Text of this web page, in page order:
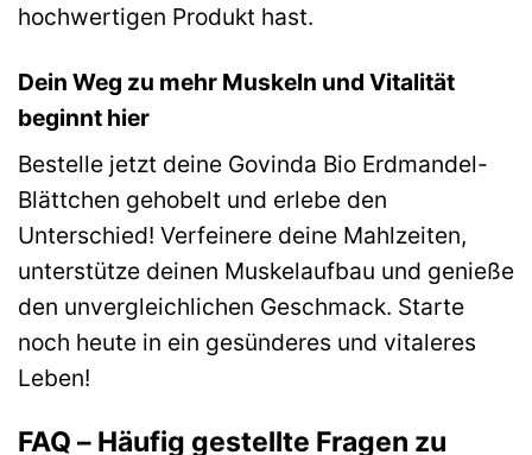
hochwertigen Produkt hast.
Dein Weg zu mehr Muskeln und Vitalität
beginnt hier
Bestelle jetzt deine Govinda Bio Erdmandel-
Blättchen gehobelt und erlebe den
Unterschied! Verfeinere deine Mahlzeiten,
unterstütze deinen Muskelaufbau und genieße
den unvergleichlichen Geschmack. Starte
noch heute in ein gesünderes und vitaleres
Leben!
FAQ – Häufig gestellte Fragen zu